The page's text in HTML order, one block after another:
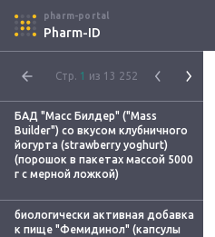
pharm-portal
Pharm-ID
Стр. 1 из 13 252
БАД "Масс Билдер" ("Mass
Builder") со вкусом клубничного
йогурта (strawberry yoghurt)
(порошок в пакетах массой 5000
г с мерной ложкой)
биологически активная добавка
к пище "Фемидинол" (капсулы